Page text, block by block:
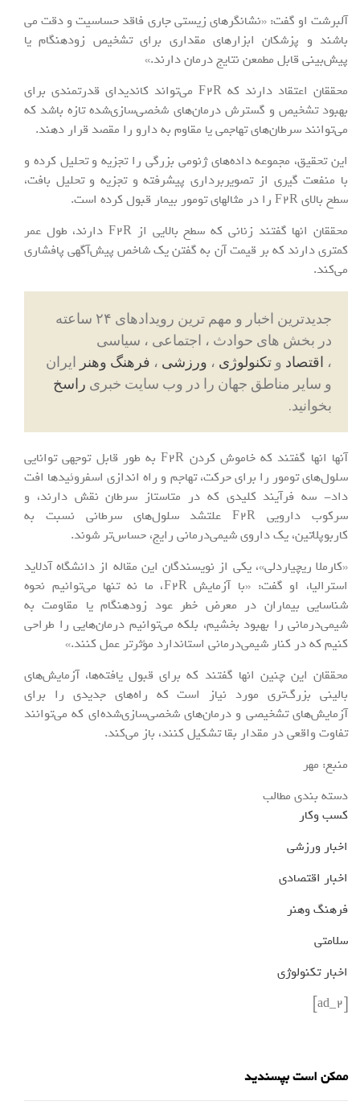
آلبرشت او گفت: «نشانگرهای زیستی جاری فاقد حساسیت و دقت می
باشند و پزشکان ابزارهای مقداری برای تشخیص زودهنگام یا
پیش‌بینی قابل مطمعن نتایج درمان دارند.»
محققان اعتقاد دارند که F۲R می‌تواند کاندیدای قدرتمندی برای
بهبود تشخیص و گسترش درمان‌های شخصی‌سازی‌شده تازه باشد که
می‌توانند سرطان‌های تهاجمی یا مقاوم به دارو را مقصد قرار دهند.
این تحقیق، مجموعه داده‌های ژنومی بزرگی را تجزیه و تحلیل کرده و
با منفعت گیری از تصویربرداری پیشرفته و تجزیه و تحلیل بافت،
سطح بالای F۲R را در مثالهای تومور بیمار قبول کرده است.
محققان انها گفتند زنانی که سطح بالایی از F۲R دارند، طول عمر
کمتری دارند که بر قیمت آن به گفتن یک شاخص پیش‌آگهی پافشاری
می‌کند.
جدیدترین اخبار و مهم ترین رویدادهای ۲۴ ساعته
در بخش های حوادث ، اجتماعی ، سیاسی
، اقتصاد و تکنولوژی ، ورزشی ، فرهنگ وهنر ایران
و سایر مناطق جهان را در وب سایت خبری راسخ
بخوانید.
آنها انها گفتند که خاموش کردن F۲R به طور قابل توجهی توانایی
سلول‌های تومور را برای حرکت، تهاجم و راه اندازی اسفروئیدها افت
داد- سه فرآیند کلیدی که در متاستاز سرطان نقش دارند، و
سرکوب دارویی F۲R علتشد سلول‌های سرطانی نسبت به
کاربوپلاتین، یک داروی شیمی‌درمانی رایج، حساس‌تر شوند.
«کارملا ریچیاردلی»، یکی از نویسندگان این مقاله از دانشگاه آدلاید
استرالیا، او گفت: «با آزمایش F۲R، ما نه تنها می‌توانیم نحوه
شناسایی بیماران در معرض خطر عود زودهنگام یا مقاومت به
شیمی‌درمانی را بهبود بخشیم، بلکه می‌توانیم درمان‌هایی را طراحی
کنیم که در کنار شیمی‌درمانی استاندارد مؤثرتر عمل کنند.»
محققان این چنین انها گفتند که برای قبول یافته‌ها، آزمایش‌های
بالینی بزرگ‌تری مورد نیاز است که راه‌های جدیدی را برای
آزمایش‌های تشخیصی و درمان‌های شخصی‌سازی‌شده‌ای که می‌توانند
تفاوت واقعی در مقدار بقا تشکیل کنند، باز می‌کند.
منبع: مهر
دسته بندی مطالب
کسب وکار
اخبار ورزشی
اخبار اقتصادی
فرهنگ وهنر
سلامتی
اخبار تکنولوژی
[ad_2]
ممکن است بپسندید